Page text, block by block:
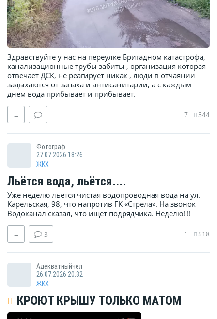
Здравствуйте у нас на переулке Бригадном катастрофа,
канализационные трубы забиты , организация которая
отвечает ДСК, не реагирует никак , люди в отчаянии
задыхаются от запаха и антисанитарии, а с каждым
днем вода прибывает и прибывает.
→ 7 344
Фотограф
27.07.2026 18:26
ЖКХ
Льётся вода, льётся....
Уже неделю льётся чистая водопроводная вода на ул.
Карельская, 98, что напротив ГК «Стрела». На звонок
Водоканал сказал, что ищет подрядчика. Неделю!!!!
→ 3 1 518
Адекватныйчел
26.07.2026 20:32
ЖКХ
КРОЮТ КРЫШУ ТОЛЬКО МАТОМ